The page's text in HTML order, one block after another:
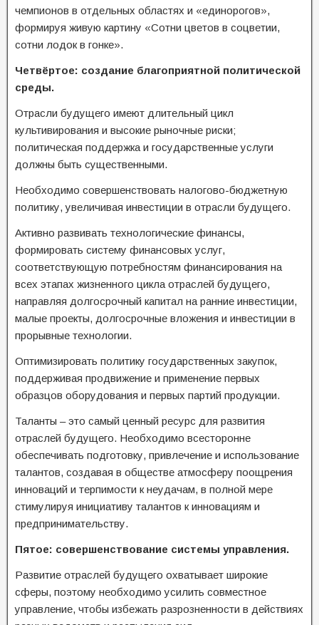
чемпионов в отдельных областях и «единорогов»,
формируя живую картину «Сотни цветов в соцветии,
сотни лодок в гонке».
Четвёртое: создание благоприятной политической
среды.
Отрасли будущего имеют длительный цикл
культивирования и высокие рыночные риски;
политическая поддержка и государственные услуги
должны быть существенными.
Необходимо совершенствовать налогово-бюджетную
политику, увеличивая инвестиции в отрасли будущего.
Активно развивать технологические финансы,
формировать систему финансовых услуг,
соответствующую потребностям финансирования на
всех этапах жизненного цикла отраслей будущего,
направляя долгосрочный капитал на ранние инвестиции,
малые проекты, долгосрочные вложения и инвестиции в
прорывные технологии.
Оптимизировать политику государственных закупок,
поддерживая продвижение и применение первых
образцов оборудования и первых партий продукции.
Таланты – это самый ценный ресурс для развития
отраслей будущего. Необходимо всесторонне
обеспечивать подготовку, привлечение и использование
талантов, создавая в обществе атмосферу поощрения
инноваций и терпимости к неудачам, в полной мере
стимулируя инициативу талантов к инновациям и
предпринимательству.
Пятое: совершенствование системы управления.
Развитие отраслей будущего охватывает широкие
сферы, поэтому необходимо усилить совместное
управление, чтобы избежать разрозненности в действиях